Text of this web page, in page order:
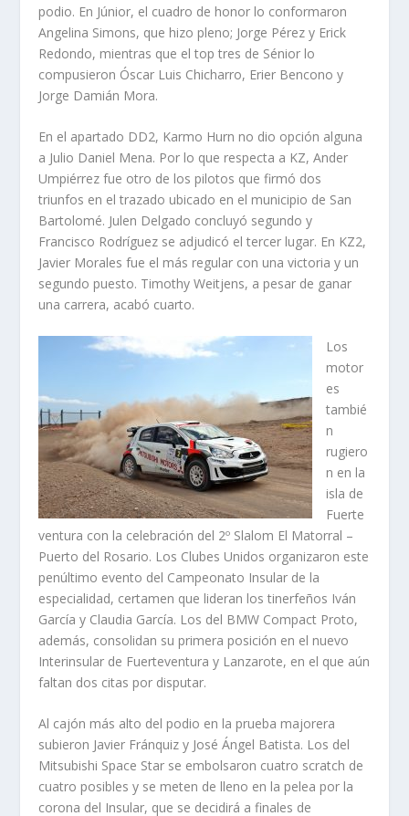
podio. En Júnior, el cuadro de honor lo conformaron
Angelina Simons, que hizo pleno; Jorge Pérez y Erick
Redondo, mientras que el top tres de Sénior lo
compusieron Óscar Luis Chicharro, Erier Bencono y
Jorge Damián Mora.
En el apartado DD2, Karmo Hurn no dio opción alguna
a Julio Daniel Mena. Por lo que respecta a KZ, Ander
Umpiérrez fue otro de los pilotos que firmó dos
triunfos en el trazado ubicado en el municipio de San
Bartolomé. Julen Delgado concluyó segundo y
Francisco Rodríguez se adjudicó el tercer lugar. En KZ2,
Javier Morales fue el más regular con una victoria y un
segundo puesto. Timothy Weitjens, a pesar de ganar
una carrera, acabó cuarto.
Los
motor
es
tambié
n
rugiero
n en la
isla de
Fuerte
ventura con la celebración del 2º Slalom El Matorral –
Puerto del Rosario. Los Clubes Unidos organizaron este
penúltimo evento del Campeonato Insular de la
especialidad, certamen que lideran los tinerfeños Iván
García y Claudia García. Los del BMW Compact Proto,
además, consolidan su primera posición en el nuevo
Interinsular de Fuerteventura y Lanzarote, en el que aún
faltan dos citas por disputar.
Al cajón más alto del podio en la prueba majorera
subieron Javier Fránquiz y José Ángel Batista. Los del
Mitsubishi Space Star se embolsaron cuatro scratch de
cuatro posibles y se meten de lleno en la pelea por la
corona del Insular, que se decidirá a finales de